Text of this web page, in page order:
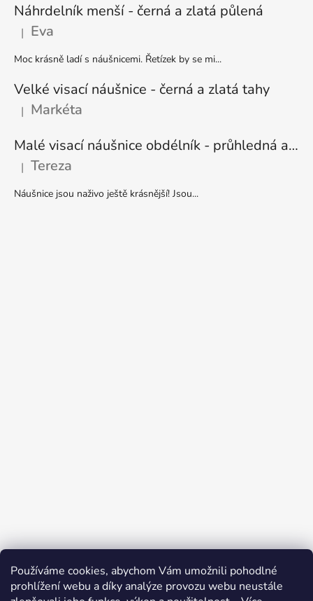
Používáme cookies, abychom Vám umožnili pohodlné
prohlížení webu a díky analýze provozu webu neustále
Náhrdelník menší - černá a zlatá půlená
Hodnocení produktu je 5 z 5 hvězdiček.
| Eva
Moc krásně ladí s náušnicemi. Řetízek by se mi...
Velké visací náušnice - černá a zlatá tahy
Hodnocení produktu je 5 z 5 hvězdiček.
| Markéta
Malé visací náušnice obdélník - průhledná a stříbrná
Hodnocení produktu je 5 z 5 hvězdiček.
| Tereza
Náušnice jsou naživo ještě krásnější! Jsou...